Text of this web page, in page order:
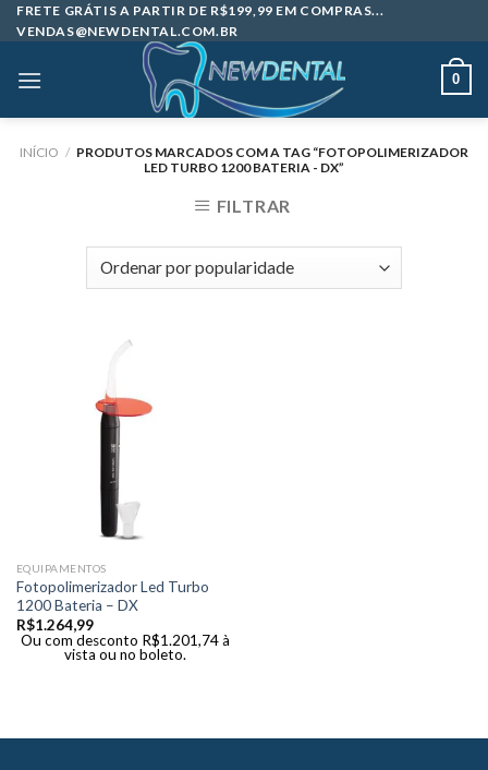
Skip
to
FRETE GRÁTIS A PARTIR DE R$199,99 EM COMPRAS...
VENDAS@NEWDENTAL.COM.BR
0
INÍCIO / PRODUTOS MARCADOS COM A TAG “FOTOPOLIMERIZADOR
LED TURBO 1200 BATERIA - DX”
FILTRAR
EQUIPAMENTOS
Fotopolimerizador Led Turbo
1200 Bateria – DX
R$1.264,99
Ou com desconto R$1.201,74 à
vista ou no boleto.